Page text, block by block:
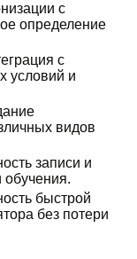
с
определение
с
условий и
видов
записи и
обучения.
быстрой
без потери